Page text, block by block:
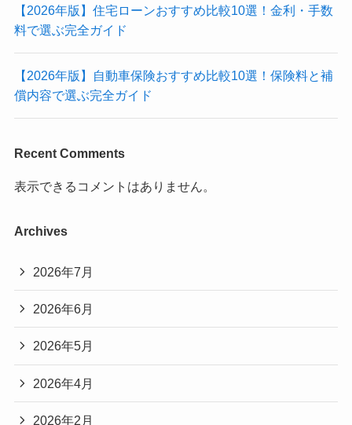
【2026年版】住宅ローンおすすめ比較10選！金利・手数
料で選ぶ完全ガイド
【2026年版】自動車保険おすすめ比較10選！保険料と補
償内容で選ぶ完全ガイド
Recent Comments
表示できるコメントはありません。
Archives
2026年7月
2026年6月
2026年5月
2026年4月
2026年2月